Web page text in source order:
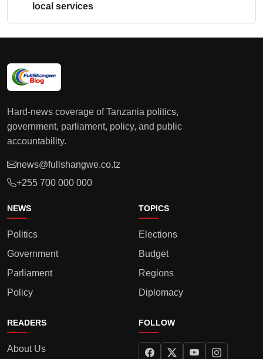
local services
Hard-news coverage of Tanzania politics,
government, parliament, policy, and public
accountability.
news@fullshangwe.co.tz
+255 700 000 000
NEWS
Politics
Government
Parliament
Policy
TOPICS
Elections
Budget
Regions
Diplomacy
READERS
About Us
FOLLOW